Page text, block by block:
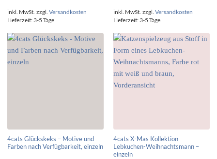
inkl. MwSt. zzgl. Versandkosten
Lieferzeit: 3-5 Tage
inkl. MwSt. zzgl. Versandkosten
Lieferzeit: 3-5 Tage
4cats Glückskeks – Motive und
Farben nach Verfügbarkeit, einzeln
4cats X-Mas Kollektion
Lebkuchen-Weihnachtsmann –
einzeln